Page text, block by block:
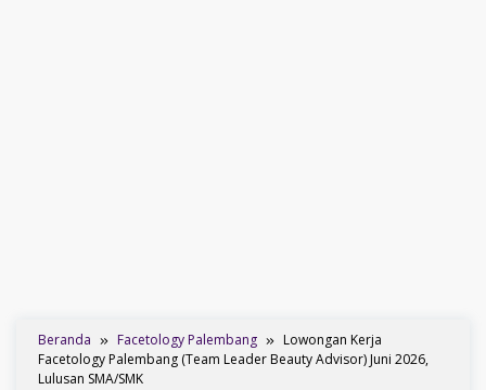
Beranda Facetology Palembang
Lowongan Kerja
Facetology Palembang (Team Leader Beauty Advisor) Juni 2026,
Lulusan SMA/SMK